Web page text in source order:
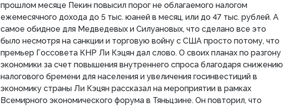
прошлом месяце Пекин повысил порог не облагаемого налогом
ежемесячного дохода до 5 тыс. юаней в месяц, или до 47 тыс. рублей. А
самое обидное для Медведевых и Силуановых, что сделано все это
было несмотря на санкции и торговую войну с США просто потому, что
премьер Госсовета КНР Ли Кэцян дал слово. О своих планах по разгону
экономики за счет повышения внутреннего спроса благодаря снижению
налогового бремени для населения и увеличения госинвестиций в
экономику страны Ли Кэцян рассказал на мероприятии в рамках
Всемирного экономического форума в Тяньцзине. Он повторил, что